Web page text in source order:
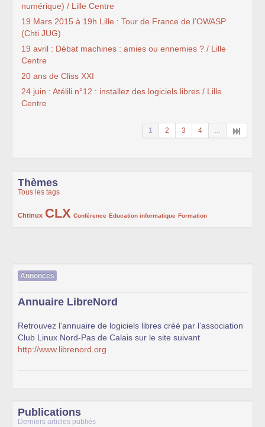
numérique) / Lille Centre
19 Mars 2015 à 19h Lille : Tour de France de l’OWASP
(Chti JUG)
19 avril : Débat machines : amies ou ennemies ? / Lille
Centre
20 ans de Cliss XXI
24 juin : Atélili n°12 : installez des logiciels libres / Lille
Centre
1 2 3 4 ...
Thèmes
Tous les tags
Chtinux
222/1002CLX
1002/1002 Conférence
132/1002 Education informatique
119/1002 Formation
168/1002
Annonces
Annuaire LibreNord
Retrouvez l’annuaire de logiciels libres créé par l’association
Club Linux Nord-Pas de Calais sur le site suivant
http://www.librenord.org
Publications
Derniers articles publiés